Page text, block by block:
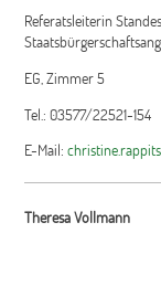
Referatsleiterin
EG, Zimmer 5
Tel.: 03577/22521-154
E-Mail:
Theresa Vollmann